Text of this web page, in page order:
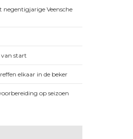
negentigjarige Veensche
van start
elkaar in de beker
op seizoen